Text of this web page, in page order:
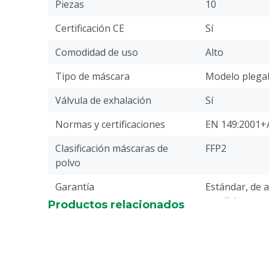
Piezas
10
Certificación CE
Sí
Comodidad de uso
Alto
Tipo de máscara
Modelo
Válvula de exhalación
Sí
Normas y certificaciones
EN
Clasificación máscaras de
polvo
FFP2
Garantía
Estándar, de
condiciones
Productos relacionados